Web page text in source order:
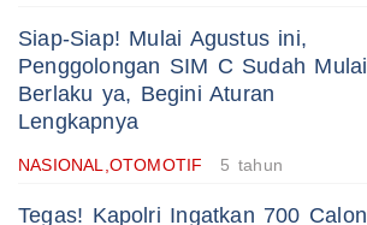
Siap-Siap! Mulai Agustus ini,
Penggolongan SIM C Sudah Mulai
Berlaku ya, Begini Aturan
Lengkapnya
NASIONAL,OTOMOTIF 5 tahun
Tegas! Kapolri Ingatkan 700 Calon